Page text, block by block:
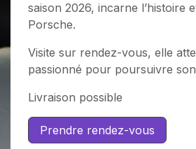
saison 2026, incarne l’histoire
Porsche.
Visite sur rendez-vous, elle
passionné pour poursuivre
Livraison possible
Prendre rendez-vous